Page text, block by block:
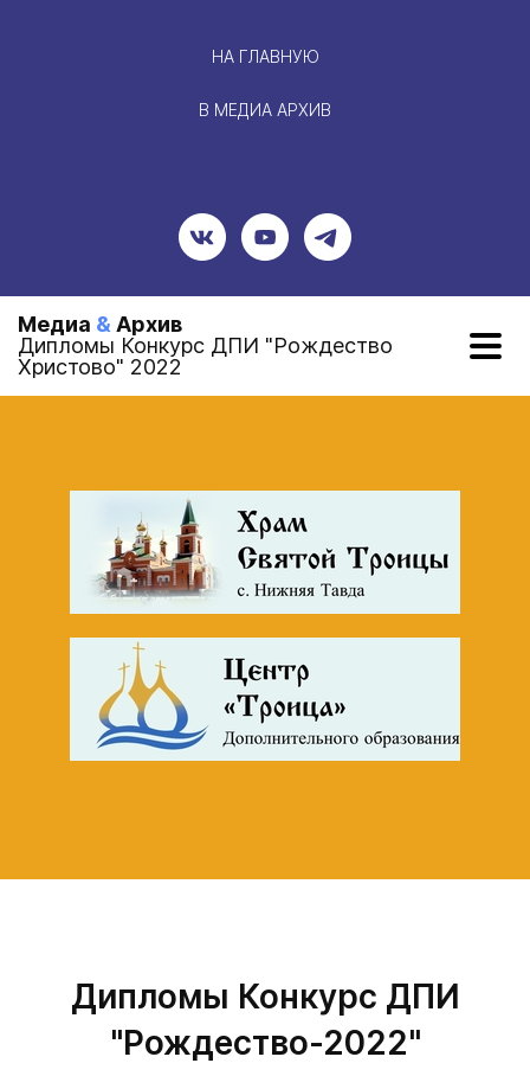
НА ГЛАВНУЮ
В МЕДИА АРХИВ
Медиа & Архив
Дипломы Конкурс ДПИ "Рождество
Христово" 2022
Дипломы Конкурс ДПИ
"Рождество-2022"